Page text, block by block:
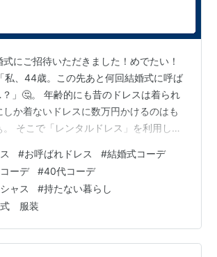
にご招待いただきました！めでたい！
私、44歳。この先あと何回結婚式に呼ば
」🤔。 年齢的にも昔のドレスは着られ
しか着ないドレスに数万円かけるのはも
。 そこで「レンタルドレス」を利用して
てしまったので、人気のレンタルドレ
底比較してみました。最後に私が実際に
想も載せているので、ドレス選びに迷
考になれば嬉しいです 40代の結婚式、
」より「レンタル」が賢い理由 【初心者
タルドレスサイトお…
#お呼ばれドレス #結婚式コーデ
ーデ #40代コーデ
ャス #持たない暮らし
服装